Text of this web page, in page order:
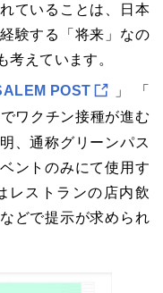
ていることは、日本
験する「将来」なの
えています。
POST
」「
ワクチン接種が進む
、通称グリーンパス
ントのみにて使用す
レストランの店内飲
どで提示が求められ